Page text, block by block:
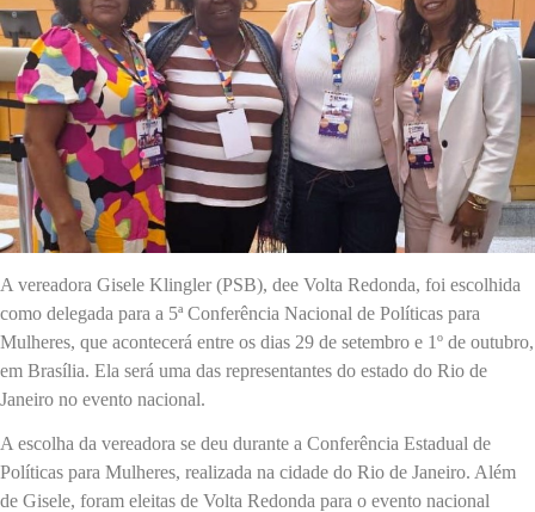
A vereadora Gisele Klingler (PSB), dee Volta Redonda, foi escolhida
como delegada para a 5ª Conferência Nacional de Políticas para
Mulheres, que acontecerá entre os dias 29 de setembro e 1º de outubro,
em Brasília. Ela será uma das representantes do estado do Rio de
Janeiro no evento nacional.
A escolha da vereadora se deu durante a Conferência Estadual de
Políticas para Mulheres, realizada na cidade do Rio de Janeiro. Além
de Gisele, foram eleitas de Volta Redonda para o evento nacional